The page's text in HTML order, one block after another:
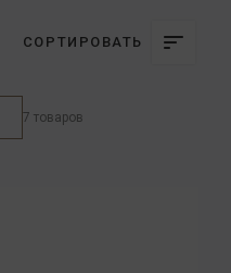
СОРТИРОВАТЬ
7 товаров